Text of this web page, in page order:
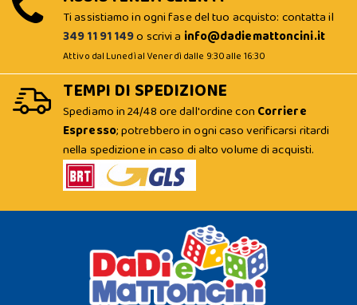
Ti assistiamo in ogni fase del tuo acquisto: contatta il
349 11 91 149o scrivi a info@dadiemattoncini.it
Attivo dal Lunedì al Venerdì dalle 9:30 alle 16:30
TEMPI DI SPEDIZIONE
Spediamo in 24/48 ore dall'ordine con Corriere
Espresso; potrebbero in ogni caso verificarsi ritardi
nella spedizione in caso di alto volume di acquisti.